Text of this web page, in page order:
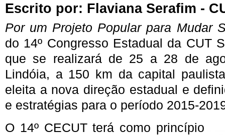
Escrito por: Flaviana Serafim -
Por um Projeto Popular para Mudar
do 14º Congresso Estadual da CUT
que se realizará de 25 a 28 de
Lindóia, a 150 km da capital
eleita a nova direção estadual e
e estratégias para o período 2015-
O 14º CECUT terá como princípio